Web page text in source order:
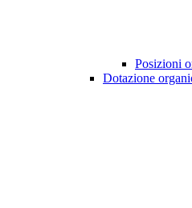
Posizioni
Dotazione